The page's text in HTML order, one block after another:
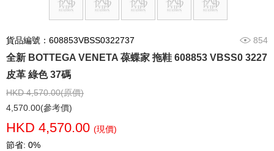
貨品編號：608853VBSS0322737 854
全新 BOTTEGA VENETA 葆蝶家 拖鞋 608853 VBSS0 3227
皮革 綠色 37碼
HKD 4,570.00(原價)
4,570.00(參考價)
HKD 4,570.00 (現價)
節省: 0%